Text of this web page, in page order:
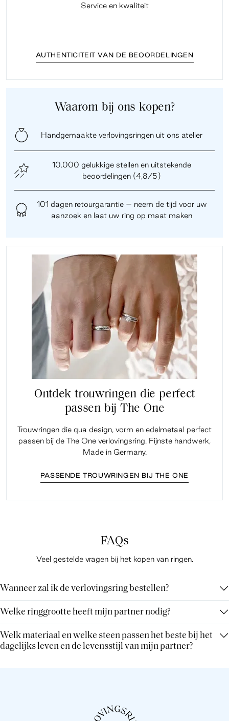
Service en kwaliteit
AUTHENTICITEIT VAN DE BEOORDELINGEN
Waarom bij ons kopen?
Handgemaakte verlovingsringen uit ons atelier
10.000 gelukkige stellen en uitstekende
beoordelingen (4,8/5)
101 dagen retourgarantie – neem de tijd voor uw
aanzoek en laat uw ring op maat maken
Ontdek trouwringen die perfect
passen bij The One
Trouwringen die qua design, vorm en edelmetaal perfect
passen bij de The One verlovingsring. Fijnste handwerk,
Made in Germany.
PASSENDE TROUWRINGEN BIJ THE ONE
FAQs
Veel gestelde vragen bij het kopen van ringen.
Wanneer zal ik de verlovingsring bestellen?
Welke ringgrootte heeft mijn partner nodig?
Welk materiaal en welke steen passen het beste bij het
dagelijks leven en de levensstijl van mijn partner?